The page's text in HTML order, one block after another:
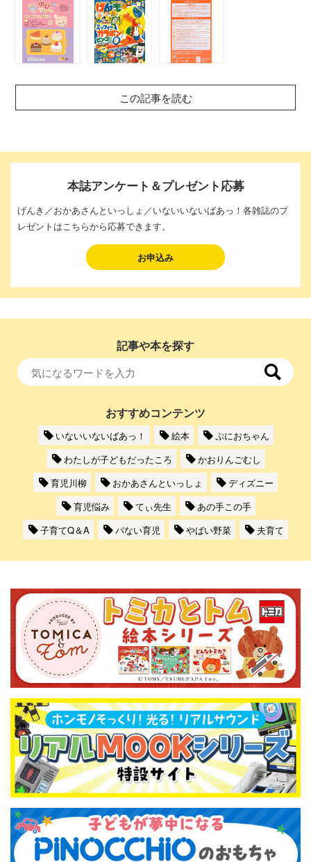
この記事を読む
本誌アンケート＆プレゼント応募
げんき／おかあさんといっしょ／いないいないばあっ！各雑誌のプ
レゼントはこちらから応募できます。
お申込み
記事や本を探す
おすすめコンテンツ
いないいないばあっ！ 絵本
ぷにおちゃん
わたしが子どもだったころ
かおりんごむし
育児川柳
おかあさんといっしょ
ディズニー
育児悩み
てぃ先生
あの手この手
子育てQ＆A
パない育児 やばい野菜 夫育て